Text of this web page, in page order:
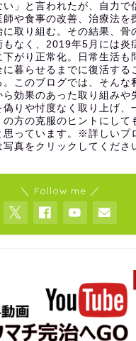
い」と言われたが、自力で
師や食事の改善、治療法を
に取り組む。その結果、骨
もなく、2019年5月には炎
下がり正常化。日常生活も
に暮らせるまでに復活する
。このブログでは、そんな
ら効果のあった取り組みや
偽りや忖度なく取り上げ、
の方の克服のヒントにして
思っています。※詳しいプ
写真をクリックしてくださ
＼ Follow me ／